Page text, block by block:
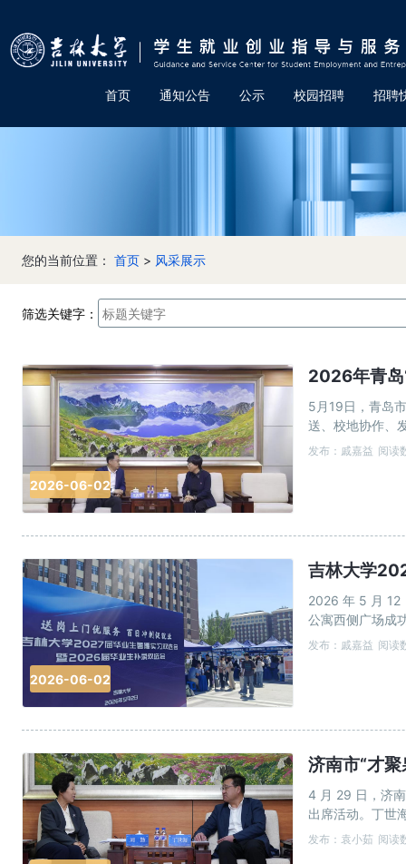
首页 通知公告 公示 校园招聘 招聘
您的当前位置： 首页 > 风采展示
筛选关键字：
2026-06-02
2026年青岛
5月19日，青岛
送、校地协作、
人才实力卓越。
发布：戚嘉益 阅读
2026-06-02
吉林大学
2026 年 5 月 12
公寓西侧广场成
梁。 &nbs
发布：戚嘉益 阅读
济南市“才
4 月 29 日，济
出席活动。丁世
平台、产业、人
发布：袁小茹 阅读